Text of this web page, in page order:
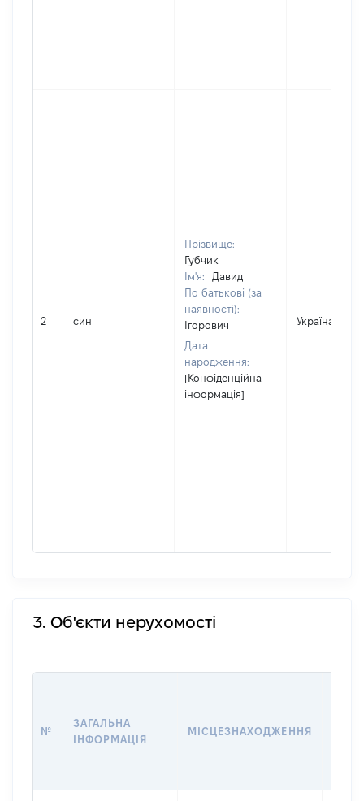
2 син
Прізвище:
Губчик
Ім'я:
Давид
По батькові (за
наявності):
Ігорович
Дата
народження:
[Конфіденційна
інформація]
Україна
3. Об'єкти нерухомості
№
ЗАГАЛЬНА
ІНФОРМАЦІЯ
МІСЦЕЗНАХОДЖЕННЯ